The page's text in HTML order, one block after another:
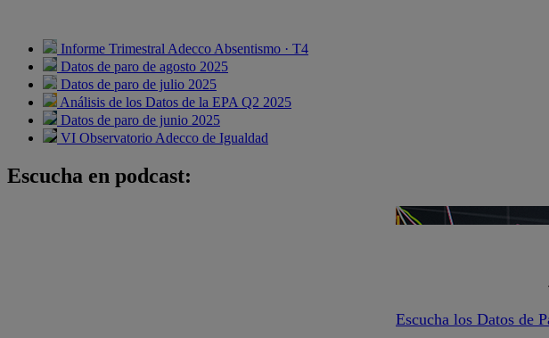
Informe Trimestral Adecco Absentismo · T4
Datos de paro de agosto 2025
Datos de paro de julio 2025
Análisis de los Datos de la EPA Q2 2025
Datos de paro de junio 2025
VI Observatorio Adecco de Igualdad
Escucha en podcast:
Escucha los Datos de